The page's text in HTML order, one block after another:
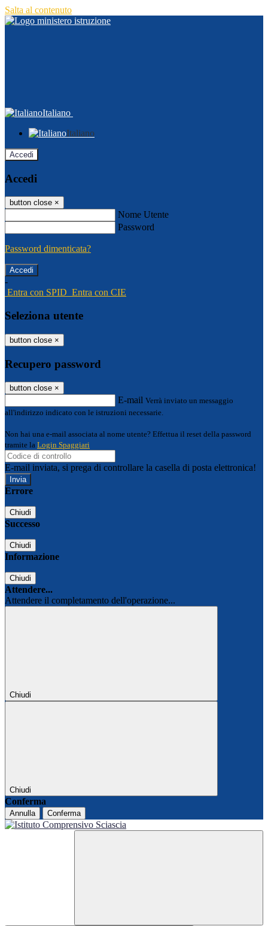
Salta al contenuto
Italiano
Italiano
Accedi
Accedi
button close ×
Nome Utente
Password
Password dimenticata?
-
Entra con SPID Entra con CIE
Seleziona utente
button close ×
Recupero password
button close ×
E-mail Verrà inviato un messaggio
all'indirizzo indicato con le istruzioni necessarie.
Non hai una e-mail associata al nome utente? Effettua il reset della password
tramite la Login Spaggiari
E-mail inviata, si prega di controllare la casella di posta elettronica!
Errore
Chiudi
Successo
Chiudi
Informazione
Chiudi
Attendere...
Attendere il completamento dell'operazione...
Chiudi
Chiudi
Conferma
Annulla Conferma